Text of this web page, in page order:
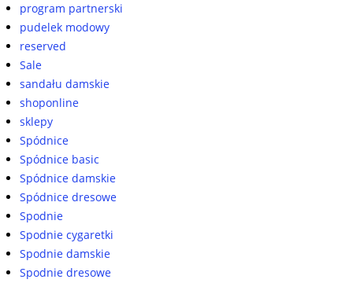
program partnerski
pudelek modowy
reserved
Sale
sandału damskie
shoponline
sklepy
Spódnice
Spódnice basic
Spódnice damskie
Spódnice dresowe
Spodnie
Spodnie cygaretki
Spodnie damskie
Spodnie dresowe